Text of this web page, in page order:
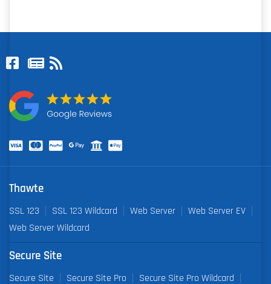
Thawte
SSL 123 SSL 123 Wildcard Web Server
Web Server EV
Web Server Wildcard
Secure Site
Secure Site Secure Site Pro
Secure Site Pro Wildcard